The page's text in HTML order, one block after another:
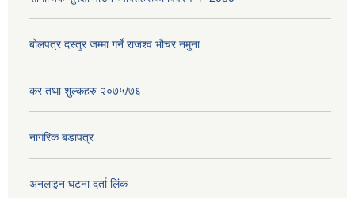
बोलपत्र दस्तुर जम्मा गर्ने राजश्व भौचर नमुना
कर तथा शुल्कहरु २०७५/७६
नागरिक बडापत्र
अनलाइन घटना दर्ता लिंक